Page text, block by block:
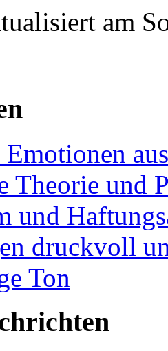
am
aus
Theorie und
und
druckvoll
Ton